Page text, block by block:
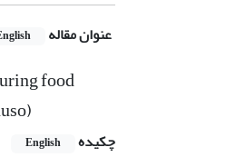
عنوان مقاله
food
چکیده English